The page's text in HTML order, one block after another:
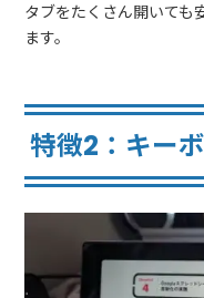
タブをたくさん開いても
ます。
特徴2：キー